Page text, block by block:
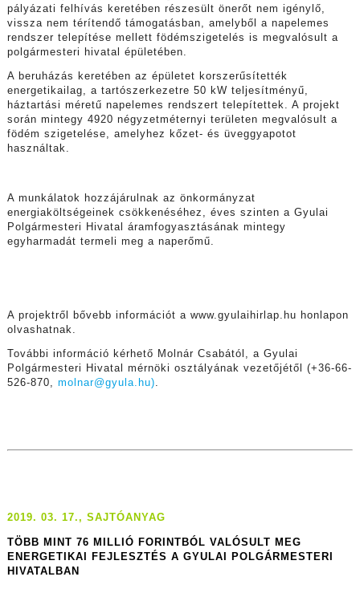
pályázati felhívás keretében részesült önerőt nem igénylő,
vissza nem térítendő támogatásban, amelyből a napelemes
rendszer telepítése mellett födémszigetelés is megvalósult a
polgármesteri hivatal épületében.
A beruházás keretében az épületet korszerűsítették
energetikailag, a tartószerkezetre 50 kW teljesítményű,
háztartási méretű napelemes rendszert telepítettek. A projekt
során mintegy 4920 négyzetméternyi területen megvalósult a
födém szigetelése, amelyhez kőzet- és üveggyapotot
használtak.
A munkálatok hozzájárulnak az önkormányzat
energiaköltségeinek csökkenéséhez, éves szinten a Gyulai
Polgármesteri Hivatal áramfogyasztásának mintegy
egyharmadát termeli meg a naperőmű.
A projektről bővebb információt a www.gyulaihirlap.hu honlapon
olvashatnak.
További információ kérhető Molnár Csabától, a Gyulai
Polgármesteri Hivatal mérnöki osztályának vezetőjétől (+36-66-
526-870, molnar@gyula.hu).
2019. 03. 17., SAJTÓANYAG
TÖBB MINT 76 MILLIÓ FORINTBÓL VALÓSULT MEG
ENERGETIKAI FEJLESZTÉS A GYULAI POLGÁRMESTERI
HIVATALBAN